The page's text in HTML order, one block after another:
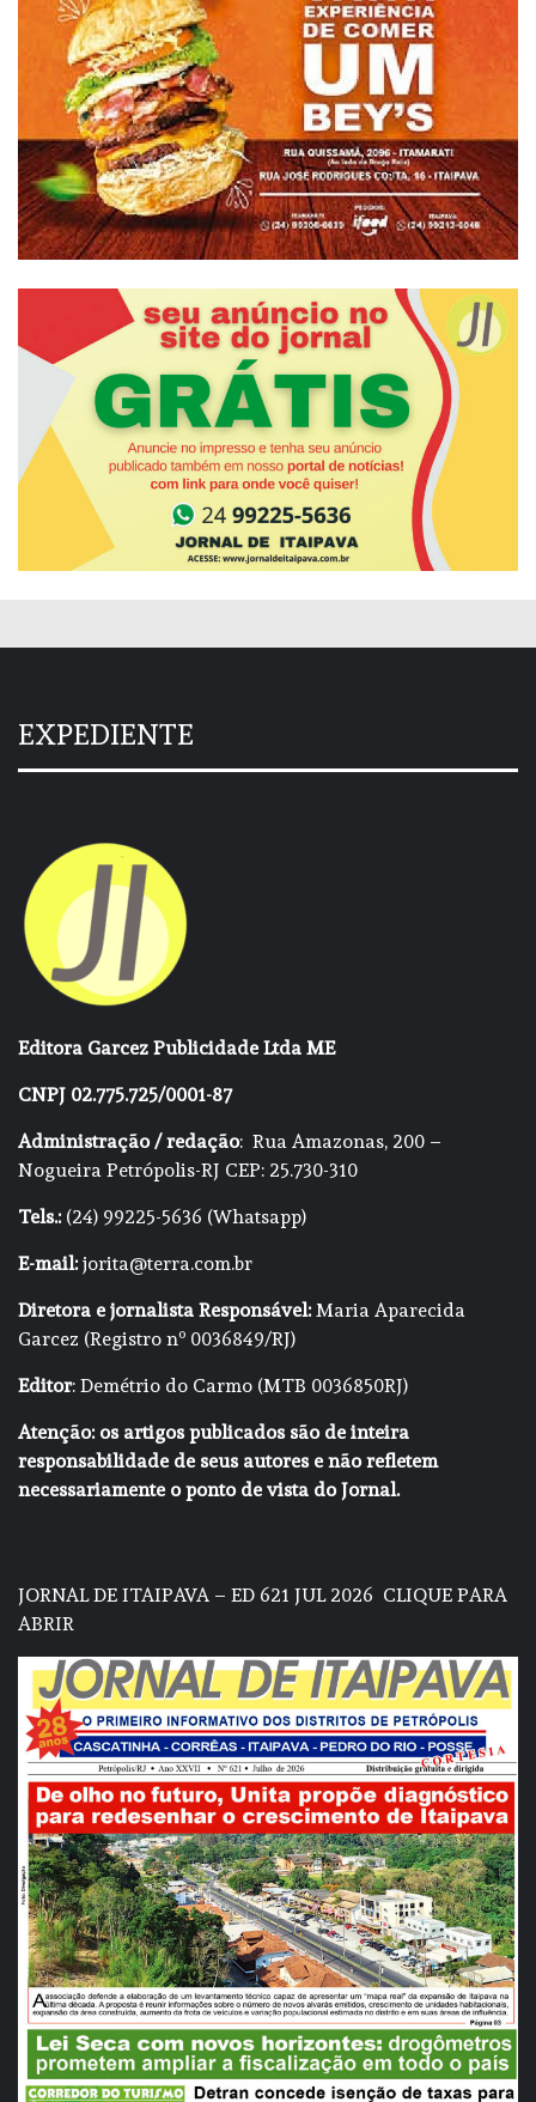
EXPEDIENTE
Editora Garcez Publicidade Ltda ME
CNPJ 02.775.725/0001-87
Administração / redação: Rua Amazonas, 200 –
Nogueira Petrópolis-RJ CEP: 25.730-310
Tels.:(24) 99225-5636 (Whatsapp)
E-mail:jorita@terra.com.br
Diretora e jornalista Responsável:Maria Aparecida
Garcez (Registro nº 0036849/RJ)
Editor: Demétrio do Carmo (MTB 0036850RJ)
Atenção: os artigos publicados são de inteira
responsabilidade de seus autores e não refletem
necessariamente o ponto de vista do Jornal.
JORNAL DE ITAIPAVA – ED 621 JUL 2026 CLIQUE PARA
ABRIR